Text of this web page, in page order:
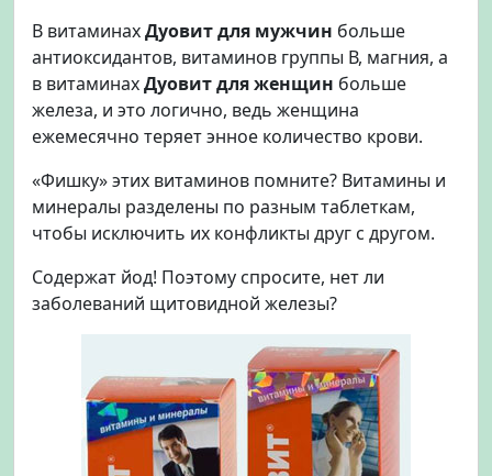
В витаминахДуовит для мужчин больше
антиоксидантов, витаминов группы В, магния, а
в витаминахДуовит для женщин больше
железа, и это логично, ведь женщина
ежемесячно теряет энное количество крови.
«Фишку» этих витаминов помните? Витамины и
минералы разделены по разным таблеткам,
чтобы исключить их конфликты друг с другом.
Содержат йод! Поэтому спросите, нет ли
заболеваний щитовидной железы?